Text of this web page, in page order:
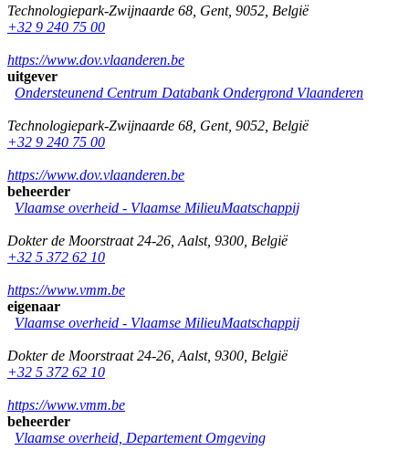
Technologiepark-Zwijnaarde 68 Gent, 9052 België
+32 9 240 75 00
https://www.dov.vlaanderen.be
uitgever
Ondersteunend Centrum Databank Ondergrond Vlaanderen
Technologiepark-Zwijnaarde 68 Gent, 9052 België
+32 9 240 75 00
https://www.dov.vlaanderen.be
beheerder
Vlaamse overheid - Vlaamse MilieuMaatschappij
Dokter de Moorstraat 24-26 Aalst, 9300 België
+32 5 372 62 10
https://www.vmm.be
eigenaar
Vlaamse overheid - Vlaamse MilieuMaatschappij
Dokter de Moorstraat 24-26 Aalst, 9300 België
+32 5 372 62 10
https://www.vmm.be
beheerder
Vlaamse overheid, Departement Omgeving